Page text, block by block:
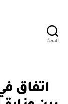
البحث
التصنيفات
ا
اتفاق